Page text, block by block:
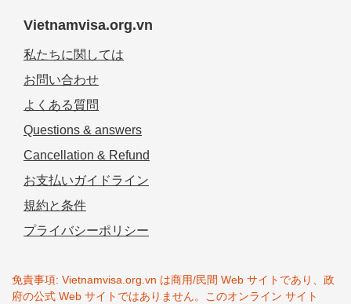
Vietnamvisa.org.vn
私たちに関しては
お問い合わせ
よくある質問
Questions & answers
Cancellation & Refund
お支払いガイドライン
規約と条件
プライバシーポリシー
免責事項: Vietnamvisa.org.vn は商用/民間 Web サイトであり、政
府の公式 Web サイトではありません。このオンライン サイト